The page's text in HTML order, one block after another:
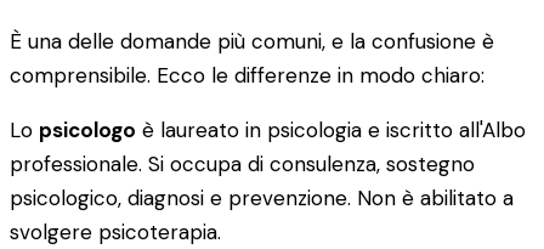
È una delle domande più comuni, e la confusione è
comprensibile. Ecco le differenze in modo chiaro:
Lo psicologo è laureato in psicologia e iscritto all'Albo
professionale. Si occupa di consulenza, sostegno
psicologico, diagnosi e prevenzione. Non è abilitato a
svolgere psicoterapia.